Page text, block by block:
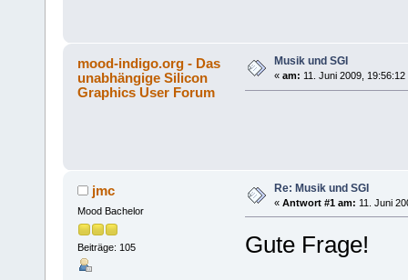
mood-indigo.org - Das
unabhängige Silicon
Graphics User Forum
Musik und SGI
« am: 11. Juni 2009, 19:56:12
jmc
Mood Bachelor
Beiträge: 105
Re: Musik und SGI
« Antwort #1 am: 11. Juni
Gute Frage!